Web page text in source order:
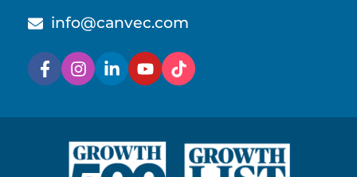
info@canvec.com